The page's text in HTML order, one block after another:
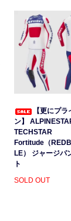
【更にプ
ン】
TECHSTAR
Fortitude（
LE） ジャージパ
ト
SOLD OUT